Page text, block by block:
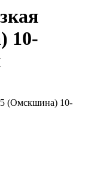
10-
(Омскшина) 10-